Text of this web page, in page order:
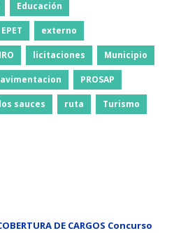
Educación
EPET externo
licitaciones Municipio
PROSAP
sauces ruta Turismo
DE CARGOS Concurso